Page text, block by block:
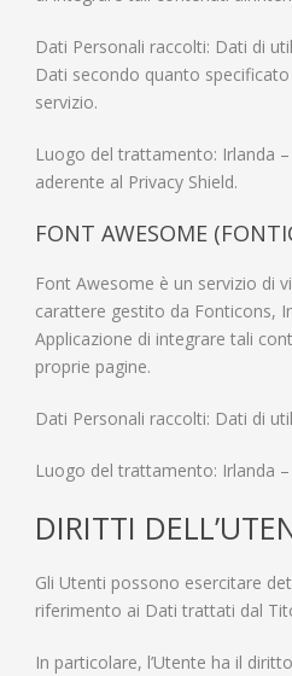
Dati Personali raccolti: Dati di
Dati secondo quanto
servizio.
Luogo del trattamento: Irlanda –
aderente al Privacy Shield.
FONT AWESOME
Font Awesome è un servizio di
carattere gestito da Fonticons,
Applicazione di integrare tali
proprie pagine.
Dati Personali raccolti: Dati di
Luogo del trattamento: Irlanda –
DIRITTI
Gli Utenti possono esercitare
riferimento ai Dati trattati dal
In particolare, l’Utente ha il